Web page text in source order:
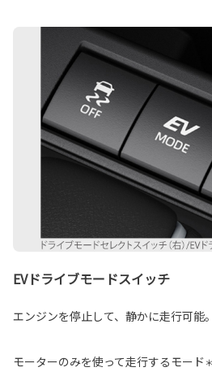
EVドライブモードスイッチ
エンジンを停止して、静かに走行可能。
モーターのみを使って走行するモード